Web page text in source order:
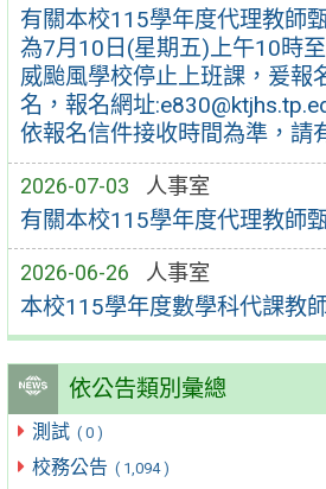
有關本校115學年度代理教師
為7月10日(星期五)上午10時
威颱風學校停止上班課，爰報
名，報名網址
依報名信件接收時間為準，請
2026-07-03 人事室
有關本校115學年度代理教師
2026-06-26 人事室
本校115學年度數學科代課教
依公告類別彙總
測試 ( 0 )
校務公告 ( 1,094 )